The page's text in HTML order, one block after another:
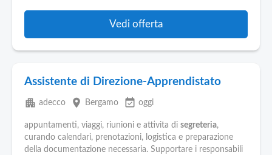
Vedi offerta
Assistente di Direzione-Apprendistato
apartment adecco place Bergamo event_available oggi
appuntamenti, viaggi, riunioni e attivita di segreteria,
curando calendari, prenotazioni, logistica e preparazione
della documentazione necessaria. Supportare i responsabili